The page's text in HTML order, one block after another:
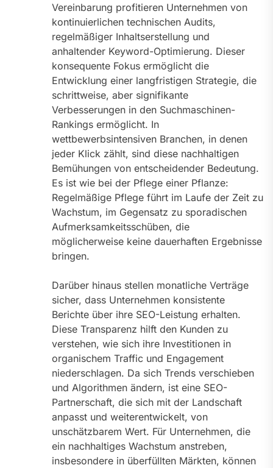
Vereinbarung profitieren Unternehmen von
kontinuierlichen technischen Audits,
regelmäßiger Inhaltserstellung und
anhaltender Keyword-Optimierung. Dieser
konsequente Fokus ermöglicht die
Entwicklung einer langfristigen Strategie, die
schrittweise, aber signifikante
Verbesserungen in den Suchmaschinen-
Rankings ermöglicht. In
wettbewerbsintensiven Branchen, in denen
jeder Klick zählt, sind diese nachhaltigen
Bemühungen von entscheidender Bedeutung.
Es ist wie bei der Pflege einer Pflanze:
Regelmäßige Pflege führt im Laufe der Zeit zu
Wachstum, im Gegensatz zu sporadischen
Aufmerksamkeitsschüben, die
möglicherweise keine dauerhaften Ergebnisse
bringen.
Darüber hinaus stellen monatliche Verträge
sicher, dass Unternehmen konsistente
Berichte über ihre SEO-Leistung erhalten.
Diese Transparenz hilft den Kunden zu
verstehen, wie sich ihre Investitionen in
organischem Traffic und Engagement
niederschlagen. Da sich Trends verschieben
und Algorithmen ändern, ist eine SEO-
Partnerschaft, die sich mit der Landschaft
anpasst und weiterentwickelt, von
unschätzbarem Wert. Für Unternehmen, die
ein nachhaltiges Wachstum anstreben,
insbesondere in überfüllten Märkten, können